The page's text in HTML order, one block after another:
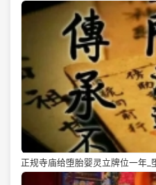
正规寺庙给堕胎婴灵立牌位一年_